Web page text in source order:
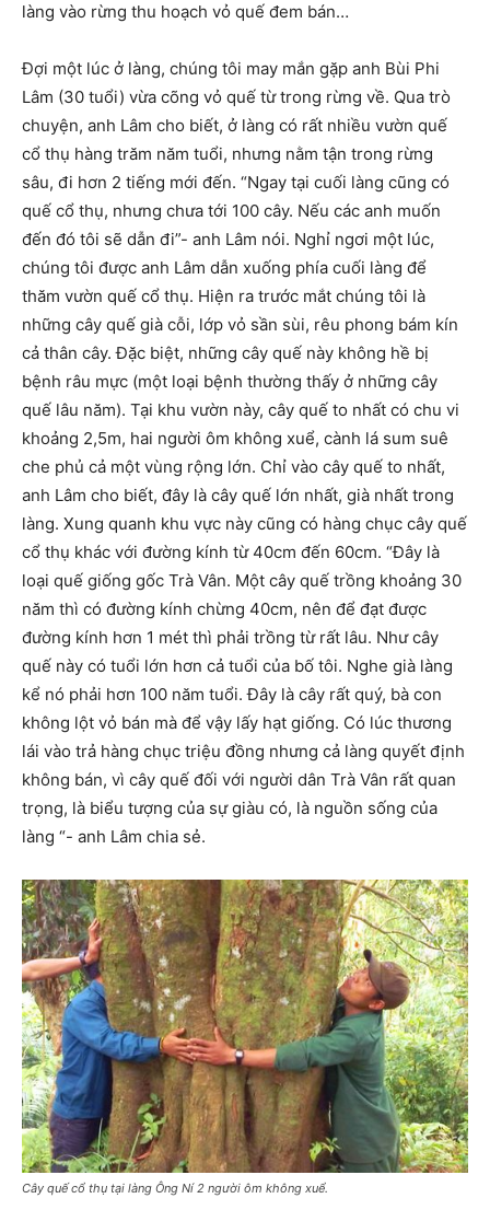
làng vào rừng thu hoạch vỏ quế đem bán…
Đợi một lúc ở làng, chúng tôi may mắn gặp anh Bùi Phi
Lâm (30 tuổi) vừa cõng vỏ quế từ trong rừng về. Qua trò
chuyện, anh Lâm cho biết, ở làng có rất nhiều vườn quế
cổ thụ hàng trăm năm tuổi, nhưng nằm tận trong rừng
sâu, đi hơn 2 tiếng mới đến. “Ngay tại cuối làng cũng có
quế cổ thụ, nhưng chưa tới 100 cây. Nếu các anh muốn
đến đó tôi sẽ dẫn đi”- anh Lâm nói. Nghỉ ngơi một lúc,
chúng tôi được anh Lâm dẫn xuống phía cuối làng để
thăm vườn quế cổ thụ. Hiện ra trước mắt chúng tôi là
những cây quế già cỗi, lớp vỏ sần sùi, rêu phong bám kín
cả thân cây. Đặc biệt, những cây quế này không hề bị
bệnh râu mực (một loại bệnh thường thấy ở những cây
quế lâu năm). Tại khu vườn này, cây quế to nhất có chu vi
khoảng 2,5m, hai người ôm không xuể, cành lá sum suê
che phủ cả một vùng rộng lớn. Chỉ vào cây quế to nhất,
anh Lâm cho biết, đây là cây quế lớn nhất, già nhất trong
làng. Xung quanh khu vực này cũng có hàng chục cây quế
cổ thụ khác với đường kính từ 40cm đến 60cm. “Đây là
loại quế giống gốc Trà Vân. Một cây quế trồng khoảng 30
năm thì có đường kính chừng 40cm, nên để đạt được
đường kính hơn 1 mét thì phải trồng từ rất lâu. Như cây
quế này có tuổi lớn hơn cả tuổi của bố tôi. Nghe già làng
kể nó phải hơn 100 năm tuổi. Đây là cây rất quý, bà con
không lột vỏ bán mà để vậy lấy hạt giống. Có lúc thương
lái vào trả hàng chục triệu đồng nhưng cả làng quyết định
không bán, vì cây quế đối với người dân Trà Vân rất quan
trọng, là biểu tượng của sự giàu có, là nguồn sống của
làng “- anh Lâm chia sẻ.
Cây quế cổ thụ tại làng Ông Ní 2 người ôm không xuể.